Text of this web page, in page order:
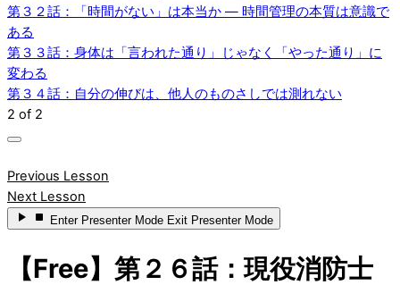
第３２話：「時間がない」は本当か — 時間管理の本質は意識で
ある
第３３話：身体は「言われた通り」じゃなく「やった通り」に
変わる
第３４話：自分の伸びは、他人のものさしでは測れない
2 of 2
Previous Lesson
Next Lesson
Enter Presenter Mode Exit Presenter Mode
【Free】第２６話：現役消防士